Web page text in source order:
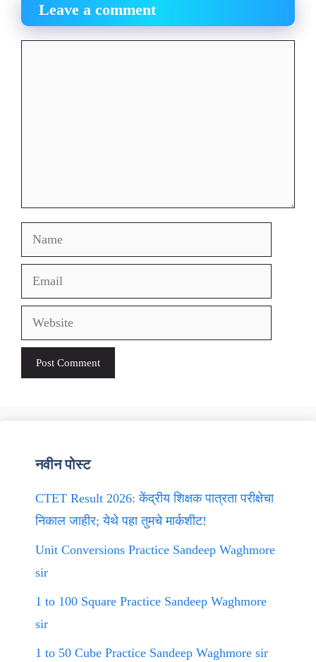
Leave a comment
Name
Email
Website
नवीन पोस्ट
CTET Result 2026: केंद्रीय शिक्षक पात्रता परीक्षेचा
निकाल जाहीर; येथे पहा तुमचे मार्कशीट!
Unit Conversions Practice Sandeep Waghmore
sir
1 to 100 Square Practice Sandeep Waghmore
sir
1 to 50 Cube Practice Sandeep Waghmore sir